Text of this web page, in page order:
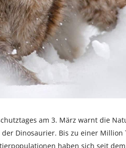
am 3. März warnt die
Dinosaurier. Bis zu einer
haben sich seit